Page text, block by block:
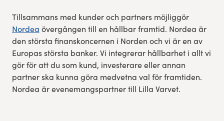
Tillsammans med kunder och partners möjliggör
Nordea övergången till en hållbar framtid. Nordea är
den största finanskoncernen i Norden och vi är en av
Europas största banker. Vi integrerar hållbarhet i allt vi
gör för att du som kund, investerare eller annan
partner ska kunna göra medvetna val för framtiden.
Nordea är evenemangspartner till Lilla Varvet.